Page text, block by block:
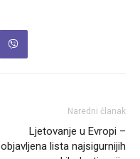
Naredni članak
Ljetovanje u Evropi –
objavljena lista najsigurnijih